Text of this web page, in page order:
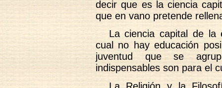
decir que es la ciencia
que en vano pretende
La ciencia capital de la
cual no hay educación
juventud que se
indispensables son para el
La Religión y la